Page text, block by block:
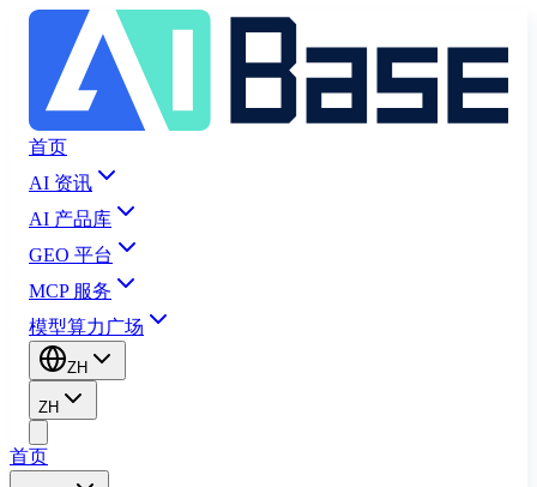
首页
AI 资讯
AI 产品库
GEO 平台
MCP 服务
模型算力广场
ZH
ZH
首页